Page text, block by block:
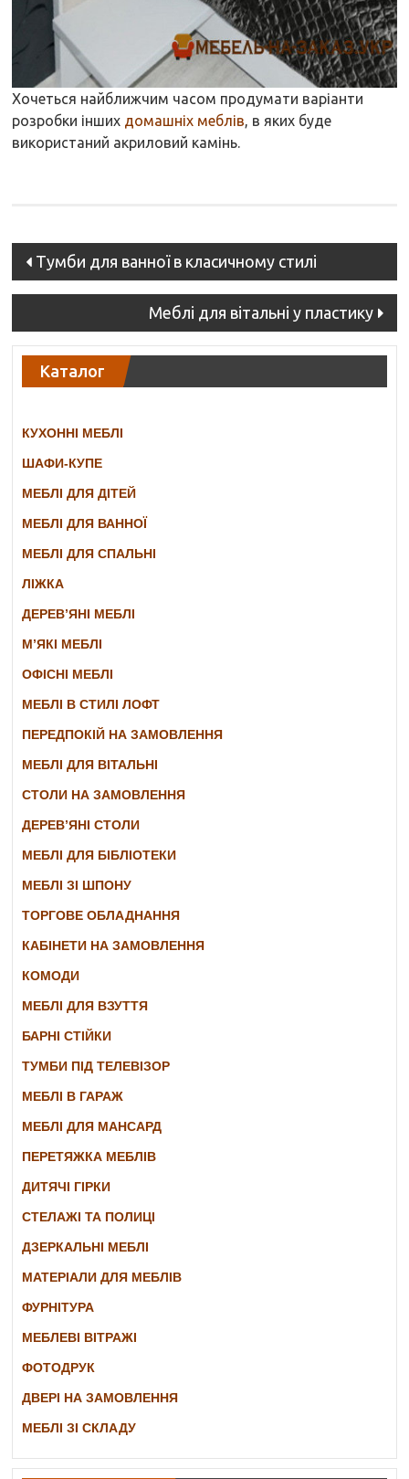
Хочеться найближчим часом продумати варіанти
розробки інших домашніх меблів, в яких буде
використаний акриловий камінь.
Post
navigation
Тумби для ванної в класичному стилі
Меблі для вітальні у пластику
Каталог
КУХОННІ МЕБЛІ
ШАФИ-КУПЕ
МЕБЛІ ДЛЯ ДІТЕЙ
МЕБЛІ ДЛЯ ВАННОЇ
МЕБЛІ ДЛЯ СПАЛЬНІ
ЛІЖКА
ДЕРЕВ’ЯНІ МЕБЛІ
М’ЯКІ МЕБЛІ
ОФІСНІ МЕБЛІ
МЕБЛІ В СТИЛІ ЛОФТ
ПЕРЕДПОКІЙ НА ЗАМОВЛЕННЯ
МЕБЛІ ДЛЯ ВІТАЛЬНІ
СТОЛИ НА ЗАМОВЛЕННЯ
ДЕРЕВ’ЯНІ СТОЛИ
МЕБЛІ ДЛЯ БІБЛІОТЕКИ
МЕБЛІ ЗІ ШПОНУ
ТОРГОВЕ ОБЛАДНАННЯ
КАБІНЕТИ НА ЗАМОВЛЕННЯ
КОМОДИ
МЕБЛІ ДЛЯ ВЗУТТЯ
БАРНІ СТІЙКИ
ТУМБИ ПІД ТЕЛЕВІЗОР
МЕБЛІ В ГАРАЖ
МЕБЛІ ДЛЯ МАНСАРД
ПЕРЕТЯЖКА МЕБЛІВ
ДИТЯЧІ ГІРКИ
СТЕЛАЖІ ТА ПОЛИЦІ
ДЗЕРКАЛЬНІ МЕБЛІ
МАТЕРІАЛИ ДЛЯ МЕБЛІВ
ФУРНІТУРА
МЕБЛЕВІ ВІТРАЖІ
ФОТОДРУК
ДВЕРІ НА ЗАМОВЛЕННЯ
МЕБЛІ ЗІ СКЛАДУ